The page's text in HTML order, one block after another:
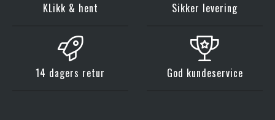
KLikk & hent Sikker levering
14 dagers retur God kundeservice